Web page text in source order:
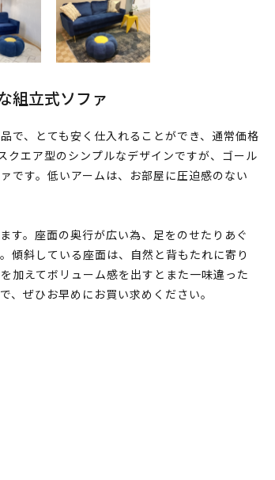
組立式ソファ
で、とても安く仕入れることができ、通常価格
エア型のシンプルなデザインですが、ゴール
です。低いアームは、お部屋に圧迫感のない
す。座面の奥行が広い為、足をのせたりあぐ
傾斜している座面は、自然と背もたれに寄り
加えてボリューム感を出すとまた一味違った
ぜひお早めにお買い求めください。